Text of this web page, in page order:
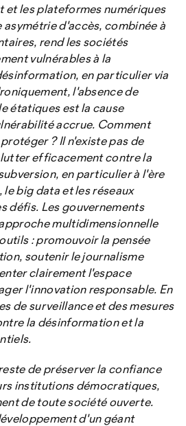
et les plateformes numériques
asymétrie d'accès, combinée à
rend les sociétés
vulnérables à la
en particulier via
l'absence de
étatiques est la cause
accrue. Comment
? Il n'existe pas de
efficacement contre la
en particulier à l'ère
le big data et les réseaux
défis. Les gouvernements
multidimensionnelle
: promouvoir la pensée
soutenir le journalisme
clairement l'espace
l'innovation responsable. En
de surveillance et des mesures
la désinformation et la
de préserver la confiance
institutions démocratiques,
de toute société ouverte.
d'un géant